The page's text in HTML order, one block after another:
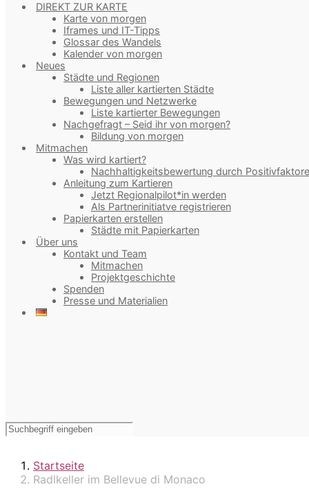
DIREKT ZUR KARTE
Karte von morgen
Iframes und IT-Tipps
Glossar des Wandels
Kalender von morgen
Neues
Städte und Regionen
Liste aller kartierten Städte
Bewegungen und Netzwerke
Liste kartierter Bewegungen
Nachgefragt – Seid ihr von morgen?
Bildung von morgen
Mitmachen
Was wird kartiert?
Nachhaltigkeitsbewertung durch
Anleitung zum Kartieren
Jetzt Regionalpilot*in werden
Als Partnerinitiatve registrieren
Papierkarten erstellen
Städte mit Papierkarten
Über uns
Kontakt und Team
Mitmachen
Projektgeschichte
Spenden
Presse und Materialien
Startseite
Radlkeller im Bellevue di Monaco